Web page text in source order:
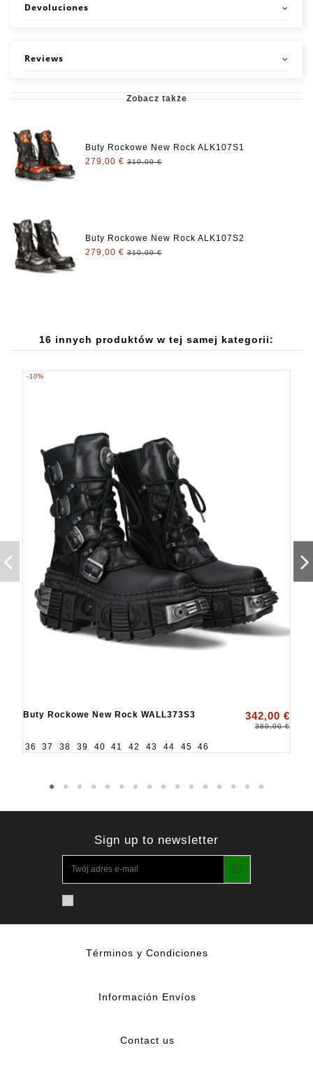
Devoluciones
Reviews
Zobacz także
Buty Rockowe New Rock ALK107S1
279,00 € 310,00 €
Buty Rockowe New Rock ALK107S2
279,00 € 310,00 €
16 innych produktów w tej samej kategorii:
-10%
Buty Rockowe New Rock WALL373S3 342,00 €
380,00 €
36 37 38 39 40 41 42 43 44 45 46
Sign up to newsletter
Términos y Condiciones
Información Envíos
Contact us